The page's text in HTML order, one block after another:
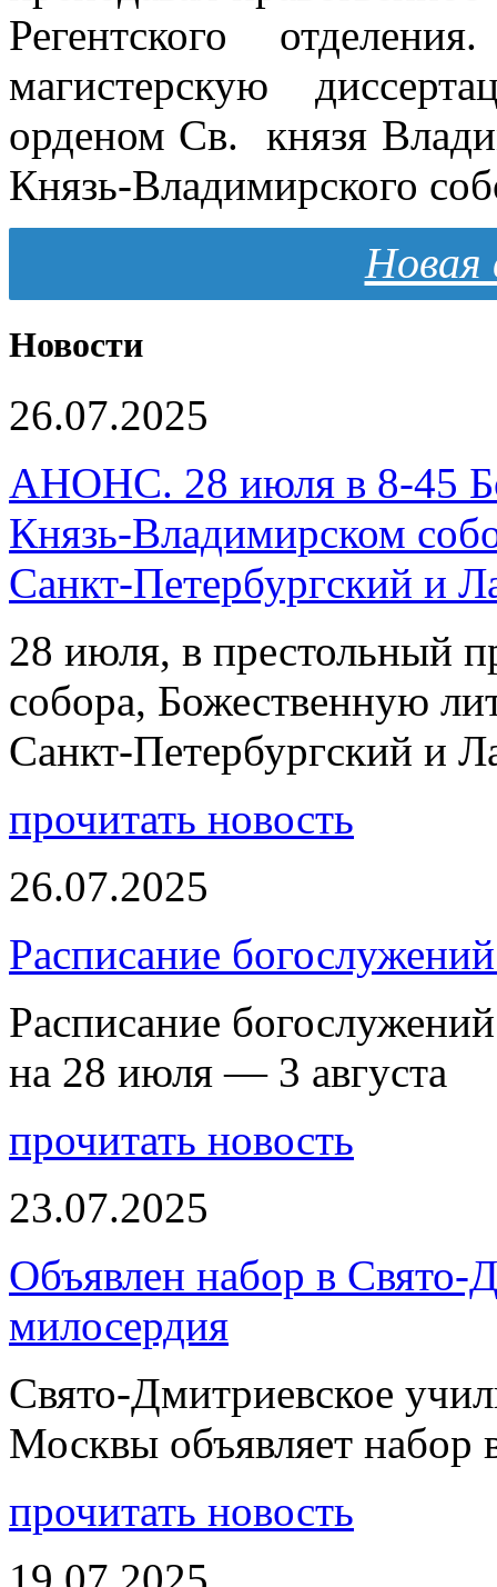
Регентского
магистерскую
орденом Св. князя
Князь-Владимирского
Новая
Новости
26.07.2025
АНОНС. 28 июля в 8-45
Князь-Владимирском
Санкт-Петербургский и
28 июля, в престольный
собора, Божественную
Санкт-Петербургский и
прочитать новость
26.07.2025
Расписание
Расписание
на 28 июля — 3 августа
прочитать новость
23.07.2025
Объявлен набор в Свято-
милосердия
Свято-Дмитриевское
Москвы объявляет набор
прочитать новость